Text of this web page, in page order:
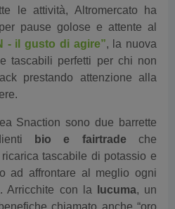
le attività, Altromercato ha
pause golose e attente al
- il gusto di agire”, la nuova
tascabili perfetti per chi non
prestando attenzione alla
Snaction sono due barrette
bio e fairtradeche
tascabile di potassio e
ad affrontare al meglio ogni
Arricchite con la lucuma, un
chiamato anche “oro